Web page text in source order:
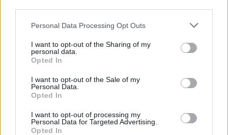
Personal Data Processing Opt Outs
I want to opt-out of the Sharing of my
personal data.
Opted In
I want to opt-out of the Sale of my
Personal Data.
Opted In
I want to opt-out of processing my
Personal Data for Targeted Advertising.
Opted In
JVILLEGAS
Publicado
unicas ventajas del fsi sobre el tdi:
-No suena a tractor en frio
-mayor velocidad punta por muy poco